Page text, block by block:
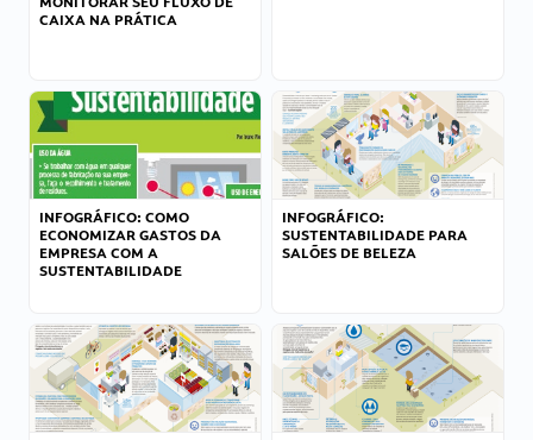
CAIXA NA PRÁTICA
INFOGRÁFICO: COMO
ECONOMIZAR GASTOS DA
EMPRESA COM A
SUSTENTABILIDADE
INFOGRÁFICO:
SUSTENTABILIDADE PARA
SALÕES DE BELEZA